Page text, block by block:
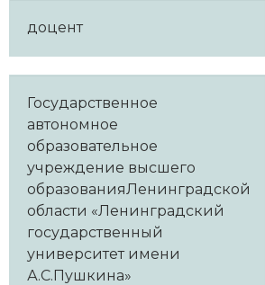
доцент
Государственное
автономное
образовательное
учреждение высшего
образованияЛенинградской
области «Ленинградский
государственный
университет имени
А.С.Пушкина»